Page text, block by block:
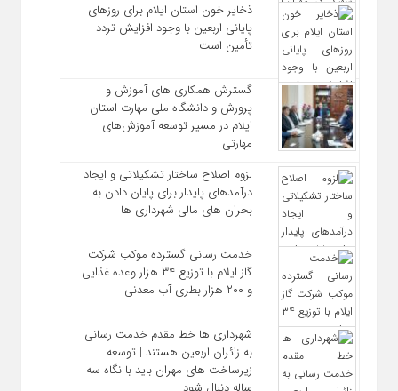
ذخایر خون استان ایلام برای روزهای
پایانی اربعین با وجود افزایش تردد
تأمین است
گسترش همکاری‌ های آموزش و
پرورش و دانشگاه ملی مهارت استان
ایلام در مسیر توسعه آموزش‌های
مهارتی
لزوم اصلاح ساختار تشکیلاتی و ایجاد
درآمدهای پایدار برای پایان دادن به
بحران‌ های مالی شهرداری‌ ها
خدمت رسانی گسترده موکب شرکت
گاز ایلام با توزیع ۳۴ هزار وعده غذایی
و ۲۰۰ هزار بطری آب معدنی
شهرداری‌ ها خط مقدم خدمت ‌رسانی
به زائران اربعین هستند | توسعه
زیرساخت ‌های مهران باید با نگاه سه‌